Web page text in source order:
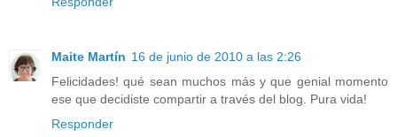
Maite Martín 16 de junio de 2010 a las 2:26
Felicidades! qué sean muchos más y que genial momento
ese que decidiste compartir a través del blog. Pura vida!
Responder